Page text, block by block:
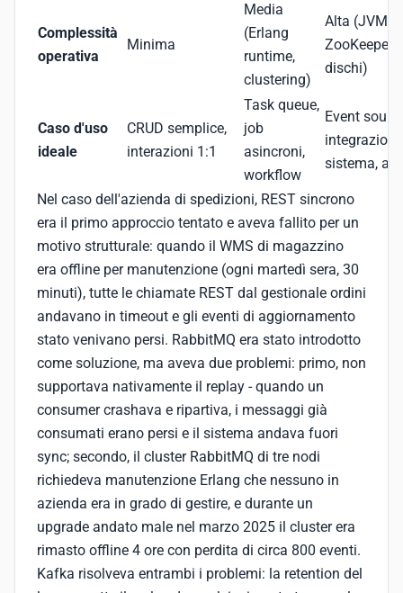
Complessità
operativa
Minima
Media
(Erlang
runtime,
clustering)
Alta (JVM,
ZooKeeper/
dischi)
Caso d'uso
ideale
CRUD semplice,
interazioni 1:1
Task queue,
job
asincroni,
workflow
Event
sistema,
Nel caso dell'azienda di spedizioni, REST sincrono
era il primo approccio tentato e aveva fallito per un
motivo strutturale: quando il WMS di magazzino
era offline per manutenzione (ogni martedì sera, 30
minuti), tutte le chiamate REST dal gestionale ordini
andavano in timeout e gli eventi di aggiornamento
stato venivano persi. RabbitMQ era stato introdotto
come soluzione, ma aveva due problemi: primo, non
supportava nativamente il replay - quando un
consumer crashava e ripartiva, i messaggi già
consumati erano persi e il sistema andava fuori
sync; secondo, il cluster RabbitMQ di tre nodi
richiedeva manutenzione Erlang che nessuno in
azienda era in grado di gestire, e durante un
upgrade andato male nel marzo 2025 il cluster era
rimasto offline 4 ore con perdita di circa 800 eventi.
Kafka risolveva entrambi i problemi: la retention del